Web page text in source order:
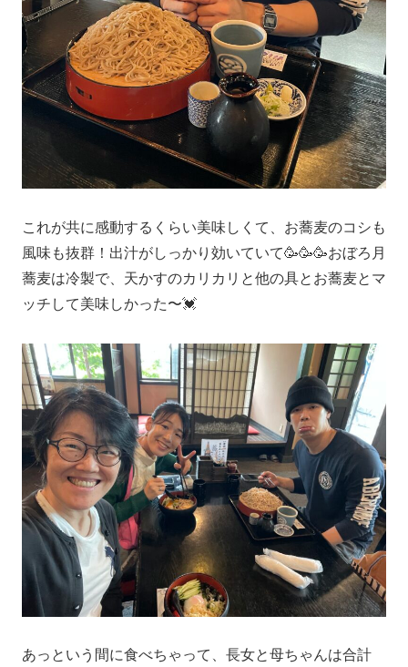
これが共に感動するくらい美味しくて、お蕎麦のコシも
風味も抜群！出汁がしっかり効いていて🥳🥳🥳おぼろ月
蕎麦は冷製で、天かすのカリカリと他の具とお蕎麦とマ
ッチして美味しかった〜💓
あっという間に食べちゃって、長女と母ちゃんは合計